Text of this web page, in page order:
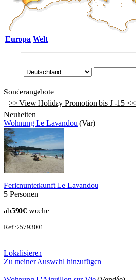
Europa Welt
Sonderangebote
>> View Holiday Promotion bis J -15 <<
Neuheiten
Wohnung Le Lavandou (Var)
Ferienunterkunft Le Lavandou
5 Personen
ab590€ woche
Ref.:25793001
Lokalisieren
Zu meiner Auswahl hinzufügen